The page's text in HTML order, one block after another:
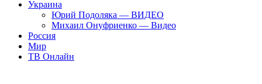
Украина
Юрий Подоляка — ВИДЕО
Михаил Онуфриенко — Видео
Россия
Мир
ТВ Онлайн